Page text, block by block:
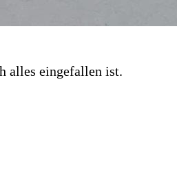
alles eingefallen ist.